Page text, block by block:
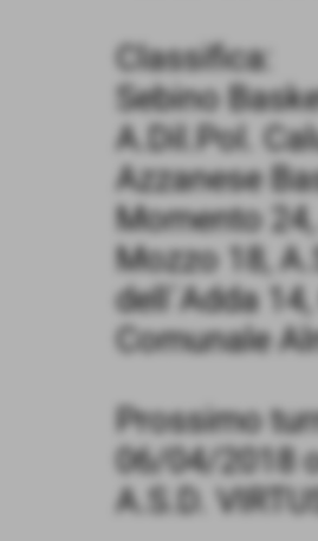
Classifica:
Sebino
A.Dil.Pol.
Azzanese
Momento
Mozzo 18,
dell´Adda
Comunale
Prossimo
06/04/2018
A.S.D.